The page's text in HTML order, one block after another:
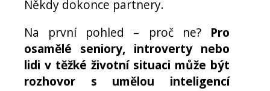
Někdy dokonce partnery.
Na první pohled – proč ne? Pro
osamělé seniory, introverty nebo
lidi v těžké životní situaci může být
rozhovor s umělou inteligencí